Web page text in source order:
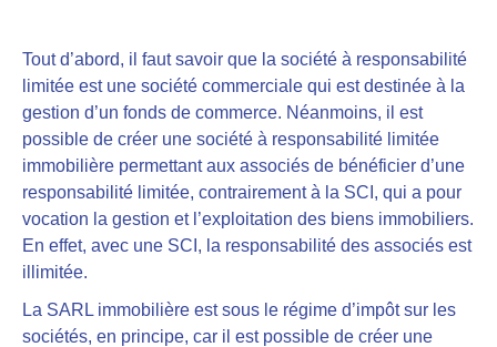
Tout d’abord, il faut savoir que la société à responsabilité
limitée est une société commerciale qui estdestinée à la
gestion d’un fonds de commerce. Néanmoins, il est
possible de créer une société à responsabilité limitée
immobilière permettant aux associés de bénéficier d’une
responsabilité limitée, contrairement à la SCI, qui a pour
vocation la gestion et l’exploitation des biens immobiliers.
En effet, avec une SCI, la responsabilité des associés est
illimitée.
La SARL immobilière est sous le régime d’impôt sur les
sociétés, en principe, car il est possible de créer une